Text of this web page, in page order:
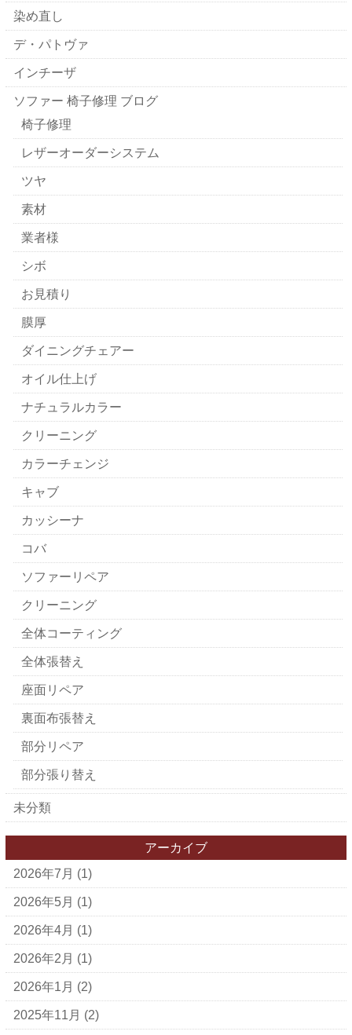
染め直し
デ・パトヴァ
インチーザ
ソファー 椅子修理 ブログ
椅子修理
レザーオーダーシステム
ツヤ
素材
業者様
シボ
お見積り
膜厚
ダイニングチェアー
オイル仕上げ
ナチュラルカラー
クリーニング
カラーチェンジ
キャブ
カッシーナ
コバ
ソファーリペア
クリーニング
全体コーティング
全体張替え
座面リペア
裏面布張替え
部分リペア
部分張り替え
未分類
アーカイブ
2026年7月 (1)
2026年5月 (1)
2026年4月 (1)
2026年2月 (1)
2026年1月 (2)
2025年11月 (2)